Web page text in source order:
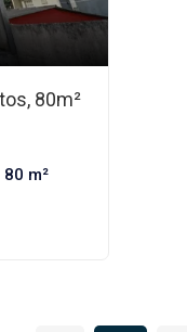
80m²
80 m²